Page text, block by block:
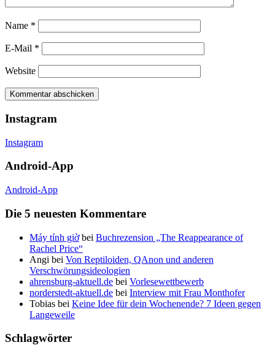
Name *
E-Mail *
Website
Instagram
Instagram
Android-App
Android-App
Die 5 neuesten Kommentare
Máy tính giờbei Buchrezension „The Reappearance of
Rachel Price“
Angi bei Von Reptiloiden, QAnon und anderen
Verschwörungsideologien
ahrensburg-aktuell.de bei Vorlesewettbewerb
norderstedt-aktuell.de bei Interview mit Frau Monthofer
Tobias bei Keine Idee für dein Wochenende? 7 Ideen gegen
Langeweile
Schlagwörter